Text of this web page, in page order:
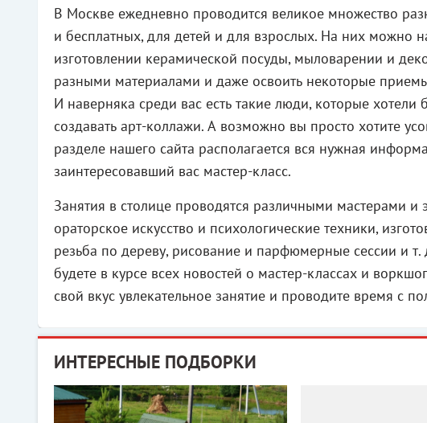
В Москве ежедневно проводится великое множество
и бесплатных, для детей и для взрослых. На них можно
изготовлении керамической посуды, мыловарении и
разными материалами и даже освоить некоторые
И наверняка среди вас есть такие люди, которые хотели
создавать арт-коллажи. А возможно вы просто хотите
разделе нашего сайта располагается вся нужная
заинтересовавший вас мастер-класс.
Занятия в столице проводятся различными мастерами
ораторское искусство и психологические техники,
резьба по дереву, рисование и парфюмерные сессии и т.
будете в курсе всех новостей о мастер-классах и
свой вкус увлекательное занятие и проводите время с
ИНТЕРЕСНЫЕ ПОДБОРКИ